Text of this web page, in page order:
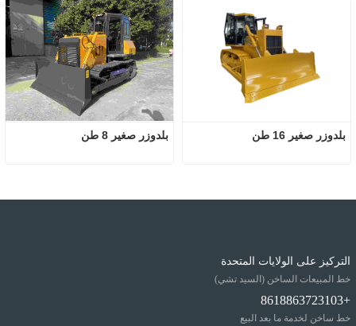
بلدوزر صغير 8 طن بلدوزر صغير 16 طن
التركيز على الولايات المتحدة
خط المبيعات الساخن (السيد تشي)
+8618863723103
خط ساخن لخدمة ما بعد البيع